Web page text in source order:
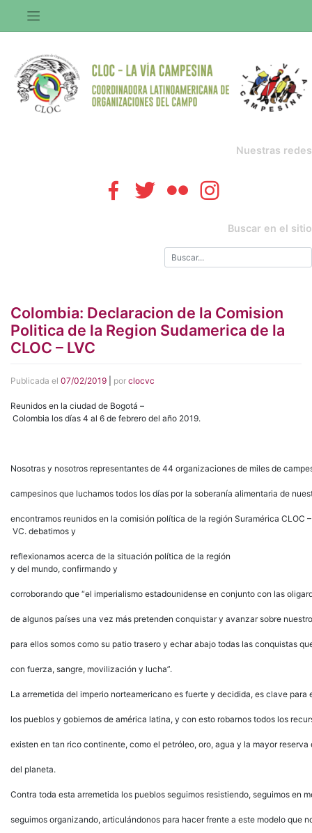
contenido
Nuestras redes
Buscar en el sitio
Colombia: Declaracion de la Comision
Politica de la Region Sudamerica de la
CLOC – LVC
Publicada el 07/02/2019 por clocvc
Reunidos en la ciudad de Bogotá –
Colombia los días 4 al 6 de febrero del año 2019.
Nosotras y nosotros representantes de 44 organizaciones de miles de
campesinos que luchamos todos los días por la soberanía alimentaria de
encontramos reunidos en la comisión política de la región Suramérica CLOC –
VC. debatimos y
reflexionamos acerca de la situación política de la región
y del mundo, confirmando y
corroborando que “el imperialismo estadounidense en conjunto con las
de algunos países una vez más pretenden conquistar y avanzar sobre
para ellos somos como su patio trasero y echar abajo todas las conquistas
con fuerza, sangre, movilización y lucha”.
La arremetida del imperio norteamericano es fuerte y decidida, es clave para
los pueblos y gobiernos de américa latina, y con esto robarnos todos los
existen en tan rico continente, como el petróleo, oro, agua y la mayor reserva
del planeta.
Contra toda esta arremetida los pueblos seguimos resistiendo, seguimos en
seguimos organizando, articulándonos para hacer frente a este modelo que